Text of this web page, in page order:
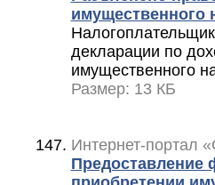
имущественного
декларации по
имущественного
Размер: 13 КБ
Интернет-портал
Предоставление